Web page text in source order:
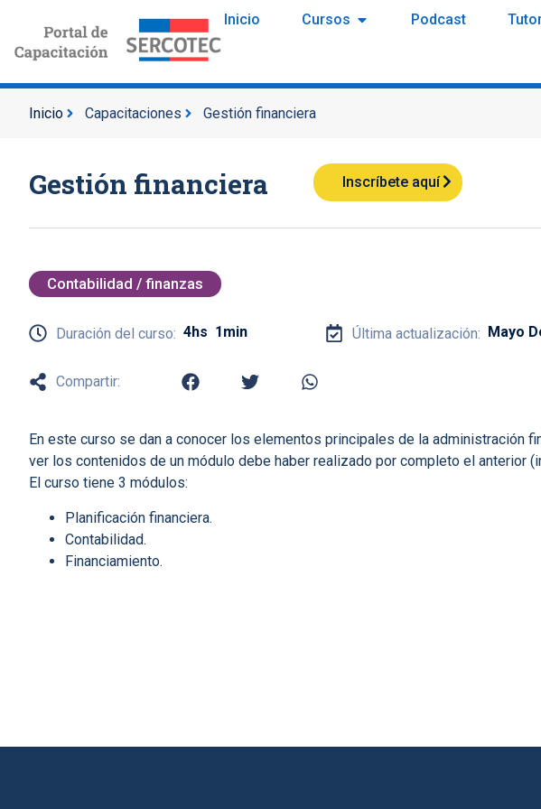
Inicio Cursos Podcast
Inicio Capacitaciones Gestión financiera
Gestión financiera Inscríbete aquí
Contabilidad / finanzas
Duración del curso: 4hs 1min Última actualización: Mayo
Compartir:
En este curso se dan a conocer los elementos principales de la administración
ver los contenidos de un módulo debe haber realizado por completo el anterior
El curso tiene 3 módulos:
Planificación financiera.
Contabilidad.
Financiamiento.